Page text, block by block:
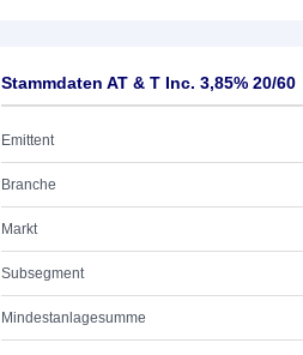
Stammdaten AT & T Inc. 3,85% 20/60
Emittent
Branche
Markt
Subsegment
Mindestanlagesumme